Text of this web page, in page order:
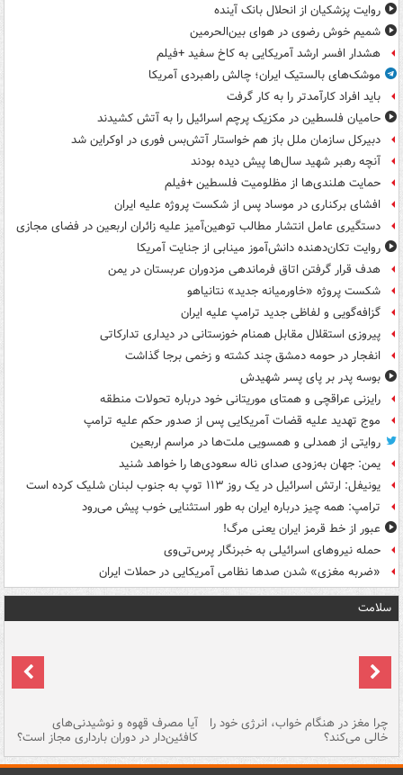
روایت پزشکیان از انحلال بانک آینده
شمیم خوش رضوی در هوای بین‌الحرمین
هشدار افسر ارشد آمریکایی به کاخ سفید +فیلم
موشک‌های بالستیک ایران؛ چالش راهبردی آمریکا
باید افراد کارآمدتر را به کار گرفت
حامیان فلسطین در مکزیک پرچم اسرائیل را به آتش کشیدند
دبیرکل سازمان ملل باز هم خواستار آتش‌بس فوری در اوکراین شد
آنچه رهبر شهید سال‌ها پیش دیده بودند
حمایت هلندی‌ها از مظلومیت فلسطین +فیلم
افشای برکناری در موساد پس از شکست پروژه علیه ایران
دستگیری عامل انتشار مطالب توهین‌آمیز علیه زائران اربعین در فضای مجازی
روایت تکان‌دهنده دانش‌آموز مینابی از جنایت آمریکا
هدف قرار گرفتن اتاق‌ فرماندهی مزدوران عربستان در یمن
شکست پروژه «خاورمیانه جدید» نتانیاهو
گزافه‌گویی و لفاظی جدید ترامپ علیه ایران
پیروزی استقلال مقابل همنام خوزستانی در دیداری تدارکاتی
انفجار در حومه دمشق چند کشته و زخمی برجا گذاشت
بوسه‌ پدر بر پای پسر شهیدش
رایزنی عراقچی و همتای موریتانی خود درباره تحولات منطقه
موج تهدید علیه قضات آمریکایی پس از صدور حکم علیه ترامپ
روایتی از همدلی و همسویی ملت‌ها در مراسم اربعین
یمن: جهان به‌زودی صدای ناله سعودی‌ها را خواهد شنید
یونیفل: ارتش اسرائیل در یک روز ۱۱۳ توپ به جنوب لبنان شلیک کرده است
ترامپ: همه چیز درباره ایران به طور استثنایی خوب پیش می‌رود
عبور از خط قرمز ایران یعنی مرگ!
حمله نیروهای اسرائیلی به خبرنگار پرس‌تی‌وی
«ضربه مغزی» شدن صدها نظامی آمریکایی در حملات ایران
سلامت
چرا مغز در هنگام خواب، انرژی خود را
خالی می‌کند؟
آیا مصرف قهوه و نوشیدنی‌های
کافئین‌دار در دوران بارداری مجاز است؟